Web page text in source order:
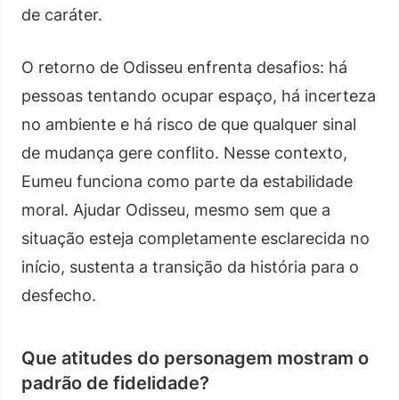
de caráter.
O retorno de Odisseu enfrenta desafios: há
pessoas tentando ocupar espaço, há incerteza
no ambiente e há risco de que qualquer sinal
de mudança gere conflito. Nesse contexto,
Eumeu funciona como parte da estabilidade
moral. Ajudar Odisseu, mesmo sem que a
situação esteja completamente esclarecida no
início, sustenta a transição da história para o
desfecho.
Que atitudes do personagem mostram o
padrão de fidelidade?